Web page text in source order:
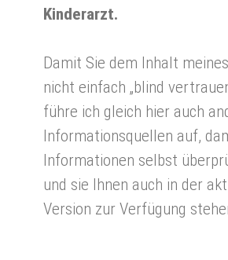
Kinderarzt.
Damit Sie dem Inhalt
nicht einfach „blind
führe ich gleich hier auch
Informationsquellen auf,
Informationen selbst
und sie Ihnen auch in der
Version zur Verfügung